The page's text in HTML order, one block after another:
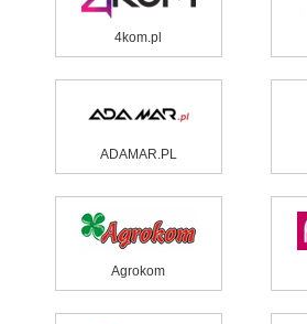
4kom.pl
ADAMAR.PL
Agrokom